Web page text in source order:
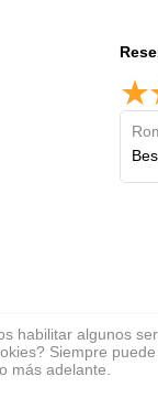
Pago
habilitar algunos
Siempre
más adelante.